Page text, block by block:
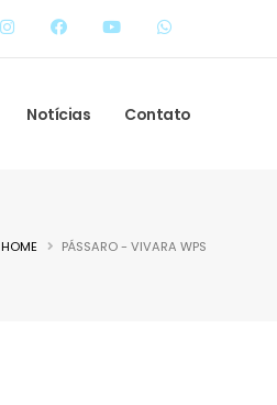
Notícias Contato
HOME PÁSSARO - VIVARA WPS